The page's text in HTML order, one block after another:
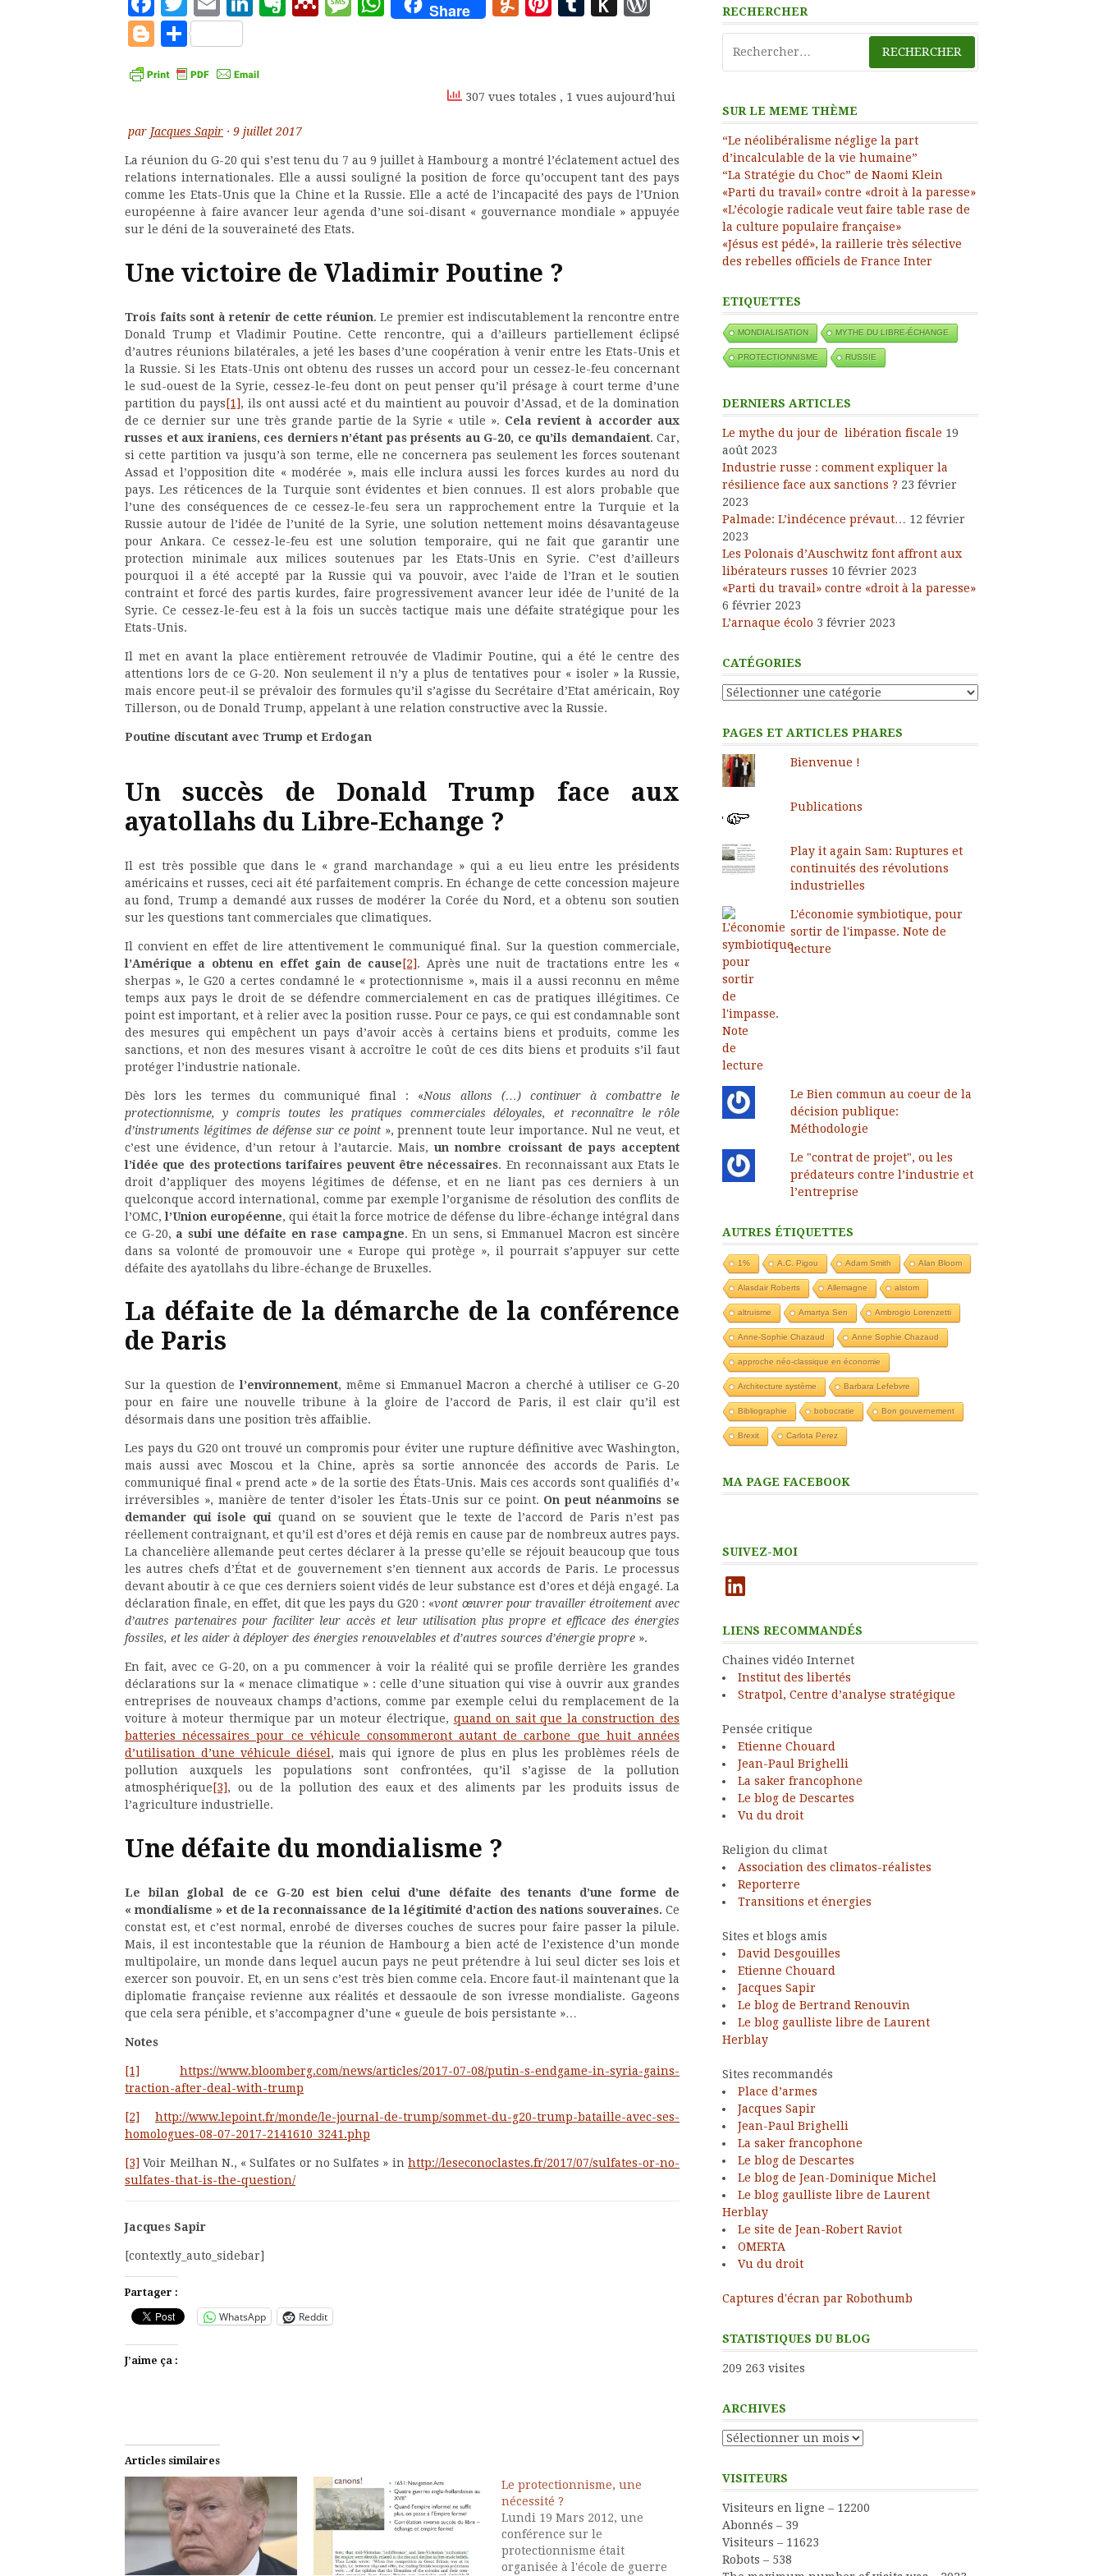
Share
Blogger
Partager
307 vues totales , 1 vues aujourd'hui
par Jacques Sapir · 9 juillet 2017
La réunion du G-20 qui s’est tenu du 7 au 9 juillet à Hambourg a montré l’éclatement actuel des
relations internationales. Elle a aussi souligné la position de force qu’occupent tant des pays
comme les Etats-Unis que la Chine et la Russie. Elle a acté de l’incapacité des pays de l’Union
européenne à faire avancer leur agenda d’une soi-disant « gouvernance mondiale » appuyée
sur le déni de la souveraineté des Etats.
Une victoire de Vladimir Poutine ?
Trois faits sont à retenir de cette réunion. Le premier est indiscutablement la rencontre entre
Donald Trump et Vladimir Poutine. Cette rencontre, qui a d’ailleurs partiellement éclipsé
d’autres réunions bilatérales, a jeté les bases d’une coopération à venir entre les Etats-Unis et
la Russie. Si les Etats-Unis ont obtenu des russes un accord pour un cessez-le-feu concernant
le sud-ouest de la Syrie, cessez-le-feu dont on peut penser qu’il présage à court terme d’une
partition du pays [1], ils ont aussi acté et du maintient au pouvoir d’Assad, et de la domination
de ce dernier sur une très grande partie de la Syrie « utile ». Cela revient à accorder aux
russes et aux iraniens, ces derniers n’étant pas présents au G-20, ce qu’ils demandaient. Car,
si cette partition va jusqu’à son terme, elle ne concernera pas seulement les forces soutenant
Assad et l’opposition dite « modérée », mais elle inclura aussi les forces kurdes au nord du
pays. Les réticences de la Turquie sont évidentes et bien connues. Il est alors probable que
l’une des conséquences de ce cessez-le-feu sera un rapprochement entre la Turquie et la
Russie autour de l’idée de l’unité de la Syrie, une solution nettement moins désavantageuse
pour Ankara. Ce cessez-le-feu est une solution temporaire, qui ne fait que garantir une
protection minimale aux milices soutenues par les Etats-Unis en Syrie. C’est d’ailleurs
pourquoi il a été accepté par la Russie qui va pouvoir, avec l’aide de l’Iran et le soutien
contraint et forcé des partis kurdes, faire progressivement avancer leur idée de l’unité de la
Syrie. Ce cessez-le-feu est à la fois un succès tactique mais une défaite stratégique pour les
Etats-Unis.
Il met en avant la place entièrement retrouvée de Vladimir Poutine, qui a été le centre des
attentions lors de ce G-20. Non seulement il n’y a plus de tentatives pour « isoler » la Russie,
mais encore peut-il se prévaloir des formules qu’il s’agisse du Secrétaire d’Etat américain, Roy
Tillerson, ou de Donald Trump, appelant à une relation constructive avec la Russie.
Poutine discutant avec Trump et Erdogan
Un succès de Donald Trump face aux
ayatollahs du Libre-Echange ?
Il est très possible que dans le « grand marchandage » qui a eu lieu entre les présidents
américains et russes, ceci ait été parfaitement compris. En échange de cette concession majeure
au fond, Trump a demandé aux russes de modérer la Corée du Nord, et a obtenu son soutien
sur les questions tant commerciales que climatiques.
Il convient en effet de lire attentivement le communiqué final. Sur la question commerciale,
l’Amérique a obtenu en effet gain de cause[2]. Après une nuit de tractations entre les «
sherpas », le G20 a certes condamné le « protectionnisme », mais il a aussi reconnu en même
temps aux pays le droit de se défendre commercialement en cas de pratiques illégitimes. Ce
point est important, et à relier avec la position russe. Pour ce pays, ce qui est condamnable sont
des mesures qui empêchent un pays d’avoir accès à certains biens et produits, comme les
sanctions, et non des mesures visant à accroître le coût de ces dits biens et produits s’il faut
protéger l’industrie nationale.
Dès lors les termes du communiqué final : «Nous allons (…) continuer à combattre le
protectionnisme, y compris toutes les pratiques commerciales déloyales, et reconnaître le rôle
d’instruments légitimes de défense sur ce point», prennent toute leur importance. Nul ne veut, et
c’est une évidence, d’un retour à l’autarcie. Mais,un nombre croissant de pays acceptent
l’idée que des protections tarifaires peuvent être nécessaires. En reconnaissant aux Etats le
droit d’appliquer des moyens légitimes de défense, et en ne liant pas ces derniers à un
quelconque accord international, comme par exemple l’organisme de résolution des conflits de
l’OMC,l’Union européenne, qui était la force motrice de défense du libre-échange intégral dans
ce G-20, a subi une défaite en rase campagne. En un sens, si Emmanuel Macron est sincère
dans sa volonté de promouvoir une « Europe qui protège », il pourrait s’appuyer sur cette
défaite des ayatollahs du libre-échange de Bruxelles.
La défaite de la démarche de la conférence
de Paris
Sur la question del’environnement, même si Emmanuel Macron a cherché à utiliser ce G-20
pour en faire une nouvelle tribune à la gloire de l’accord de Paris, il est clair qu’il est
désormais dans une position très affaiblie.
Les pays du G20 ont trouvé un compromis pour éviter une rupture définitive avec Washington,
mais aussi avec Moscou et la Chine, après sa sortie annoncée des accords de Paris. Le
communiqué final « prend acte » de la sortie des États-Unis. Mais ces accords sont qualifiés d’«
irréversibles », manière de tenter d’isoler les États-Unis sur ce point. On peut néanmoins se
demander qui isole qui quand on se souvient que le texte de l’accord de Paris n’est pas
réellement contraignant, et qu’il est d’ores et déjà remis en cause par de nombreux autres pays.
La chancelière allemande peut certes déclarer à la presse qu’elle se réjouit beaucoup que tous
les autres chefs d’État et de gouvernement s’en tiennent aux accords de Paris. Le processus
devant aboutir à ce que ces derniers soient vidés de leur substance est d’ores et déjà engagé. La
déclaration finale, en effet, dit que les pays du G20 : «vont œuvrer pour travailler étroitement avec
d’autres partenaires pour faciliter leur accès et leur utilisation plus propre et efficace des énergies
fossiles, et les aider à déployer des énergies renouvelables et d’autres sources d’énergie propre ».
En fait, avec ce G-20, on a pu commencer à voir la réalité qui se profile derrière les grandes
déclarations sur la « menace climatique » : celle d’une situation qui vise à ouvrir aux grandes
entreprises de nouveaux champs d’actions, comme par exemple celui du remplacement de la
voiture à moteur thermique par un moteur électrique, quand on sait que la construction des
batteries nécessaires pour ce véhicule consommeront autant de carbone que huit années
d’utilisation d’une véhicule diésel, mais qui ignore de plus en plus les problèmes réels de
pollution auxquels les populations sont confrontées, qu’il s’agisse de la pollution
atmosphérique [3], ou de la pollution des eaux et des aliments par les produits issus de
l’agriculture industrielle.
Une défaite du mondialisme ?
Le bilan global de ce G-20 est bien celui d’une défaite des tenants d’une forme de
« mondialisme » et de la reconnaissance de la légitimité d’action des nations souveraines. Ce
constat est, et c’est normal, enrobé de diverses couches de sucres pour faire passer la pilule.
Mais, il est incontestable que la réunion de Hambourg a bien acté de l’existence d’un monde
multipolaire, un monde dans lequel aucun pays ne peut prétendre à lui seul dicter ses lois et
exercer son pouvoir. Et, en un sens c’est très bien comme cela. Encore faut-il maintenant que la
diplomatie française revienne aux réalités et dessaoule de son ivresse mondialiste. Gageons
que cela sera pénible, et s’accompagner d’une « gueule de bois persistante »…
Notes
[1]
https://www.bloomberg.com/news/articles/2017-07-08/putin-s-endgame-in-syria-gains-
traction-after-deal-with-trump
[2]
http://www.lepoint.fr/monde/le-journal-de-trump/sommet-du-g20-trump-bataille-avec-ses-
homologues-08-07-2017-2141610_3241.php
[3] Voir Meilhan N., « Sulfates or no Sulfates » in http://leseconoclastes.fr/2017/07/sulfates-or-no-
sulfates-that-is-the-question/
Jacques Sapir
[contextly_auto_sidebar]
Partager :
WhatsApp Reddit
J’aime ça :
Articles similaires
Le protectionnisme, une
nécessité ?
Lundi 19 Mars 2012, une
conférence sur le
protectionnisme était
organisée à l'école de guerre
RECHERCHER
SUR LE MEME THÈME
“Le néolibéralisme néglige la part
d’incalculable de la vie humaine”
“La Stratégie du Choc” de Naomi Klein
«Parti du travail» contre «droit à la paresse»
«L’écologie radicale veut faire table rase de
la culture populaire française»
«Jésus est pédé», la raillerie très sélective
des rebelles officiels de France Inter
ETIQUETTES
MONDIALISATION MYTHE DU LIBRE-ÉCHANGE
PROTECTIONNISME RUSSIE
DERNIERS ARTICLES
Le mythe du jour de libération fiscale 19
août 2023
Industrie russe : comment expliquer la
résilience face aux sanctions ? 23 février
2023
Palmade: L’indécence prévaut… 12 février
2023
Les Polonais d’Auschwitz font affront aux
libérateurs russes 10 février 2023
«Parti du travail» contre «droit à la paresse»
6 février 2023
L’arnaque écolo 3 février 2023
CATÉGORIES
Catégories
PAGES ET ARTICLES PHARES
Bienvenue !
Publications
Play it again Sam: Ruptures et
continuités des révolutions
industrielles
L'économie symbiotique, pour
sortir de l'impasse. Note de
lecture
Le Bien commun au coeur de la
décision publique:
Méthodologie
Le "contrat de projet", ou les
prédateurs contre l’industrie et
l’entreprise
AUTRES ÉTIQUETTES
1% A.C. Pigou Adam Smith Alan Bloom
Alasdair Roberts Allemagne alstom
altruisme Amartya Sen Ambrogio Lorenzetti
Anne-Sophie Chazaud Anne Sophie Chazaud
approche néo-classique en économie
Architecture système Barbara Lefebvre
Bibliographie bobocratie Bon gouvernement
Brexit Carlota Perez
MA PAGE FACEBOOK
SUIVEZ-MOI
LinkedIn
LIENS RECOMMANDÉS
Chaines vidéo Internet
Institut des libertés
Stratpol, Centre d’analyse stratégique
Pensée critique
Etienne Chouard
Jean-Paul Brighelli
La saker francophone
Le blog de Descartes
Vu du droit
Religion du climat
Association des climatos-réalistes
Reporterre
Transitions et énergies
Sites et blogs amis
David Desgouilles
Etienne Chouard
Jacques Sapir
Le blog de Bertrand Renouvin
Le blog gaulliste libre de Laurent
Herblay
Sites recommandés
Place d’armes
Jacques Sapir
Jean-Paul Brighelli
La saker francophone
Le blog de Descartes
Le blog de Jean-Dominique Michel
Le blog gaulliste libre de Laurent
Herblay
Le site de Jean-Robert Raviot
OMERTA
Vu du droit
Captures d'écran par Robothumb
STATISTIQUES DU BLOG
209 263 visites
ARCHIVES
Archives
VISITEURS
Visiteurs en ligne – 12200
Abonnés – 39
Visiteurs – 11623
Robots – 538